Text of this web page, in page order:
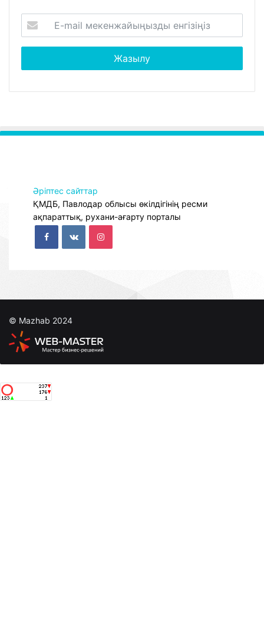
Әріптес сайттар
ҚМДБ, Павлодар облысы өкілдігінің ресми
ақпараттық, рухани-ағарту порталы
© Mazhab 2024